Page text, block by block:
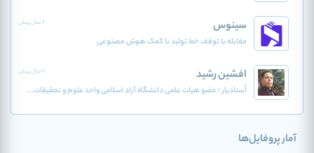
سینوس 2 سال پیش
مقابله با توقف خط تولید با کمک هوش مصنوعی
افشین رشید 2 سال پیش
اُستادیار ؛ عضو هیات علمی دانشگاه آزاد اسلامی واحد علوم و تحقیقات...
آمار پروفایل‌ها